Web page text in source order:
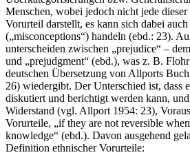
Menschen, wobei jedoch nicht jede
Vorurteil darstellt, es kann sich dabei
(„misconceptions“) handeln (ebd.: 23).
unterscheiden zwischen „prejudice“ –
und „prejudgment“ (ebd.), was z. B.
deutschen Übersetzung von Allports
26) wiedergibt. Der Unterschied ist, dass
diskutiert und berichtigt werden kann,
Widerstand (vgl. Allport 1954: 23),
Vorurteile, „if they are not reversible
knowledge“ (ebd.). Davon ausgehend
Definition ethnischer Vorurteile: